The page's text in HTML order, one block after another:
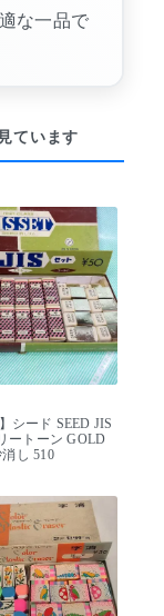
な一品で
ています
シード SEED JIS
ートーン GOLD
し 510